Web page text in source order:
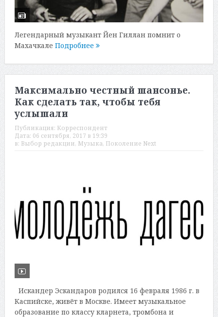
Легендарный музыкант Йен Гиллан помнит о
Махачкале Подробнее
Максимально честный шансонье.
Как сделать так, чтобы тебя
услышали
Публикация: Корреспондент
Дата: 06 сентября, 2017 в 19:39
в: Выбор редакции, Музыка, Поколение Next
Искандер Эскандаров родился 16 февраля 1986 г. в
Каспийске, живёт в Москве. Имеет музыкальное
образование по классу кларнета, тромбона и